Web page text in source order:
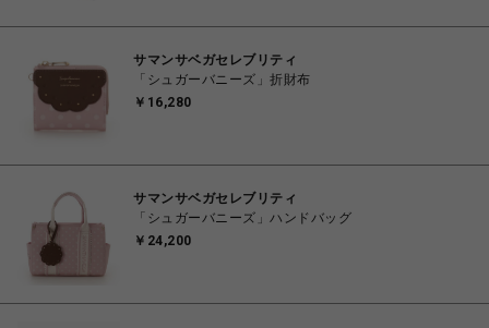
サマンサベガセレブリティ
「シュガーバニーズ」折財布
￥16,280
サマンサベガセレブリティ
「シュガーバニーズ」ハンドバッグ
￥24,200